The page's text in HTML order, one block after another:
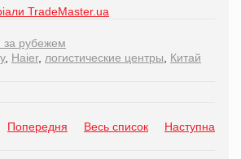
TradeMaster.ua
за рубежем
, Haier, логистические центры, Китай
Попередня Весь список Наступна